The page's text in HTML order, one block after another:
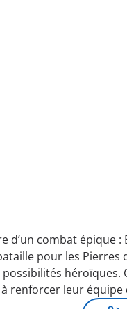
d’un combat épique
pour les Pierres
héroïques.
leur équipe